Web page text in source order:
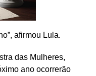
afirmou Lula.
das Mulheres,
ano ocorrerão